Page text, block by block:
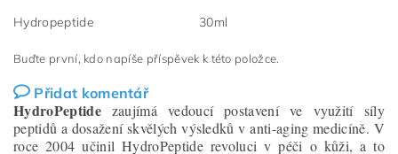
Hydropeptide 30ml
Buďte první, kdo napíše příspěvek k této položce.
Přidat komentář
HydroPeptide zaujímá vedoucí postavení ve využití síly
peptidů a dosažení skvělých výsledků v anti-aging medicíně. V
roce 2004 učinil HydroPeptide revoluci v péči o kůži, a to